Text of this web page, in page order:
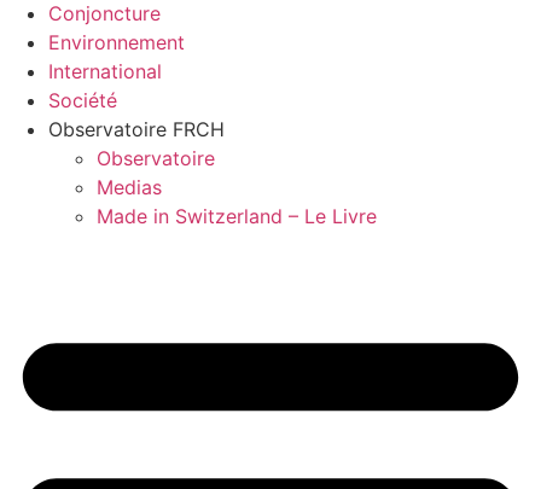
Conjoncture
Environnement
International
Société
Observatoire FRCH
Observatoire
Medias
Made in Switzerland – Le Livre